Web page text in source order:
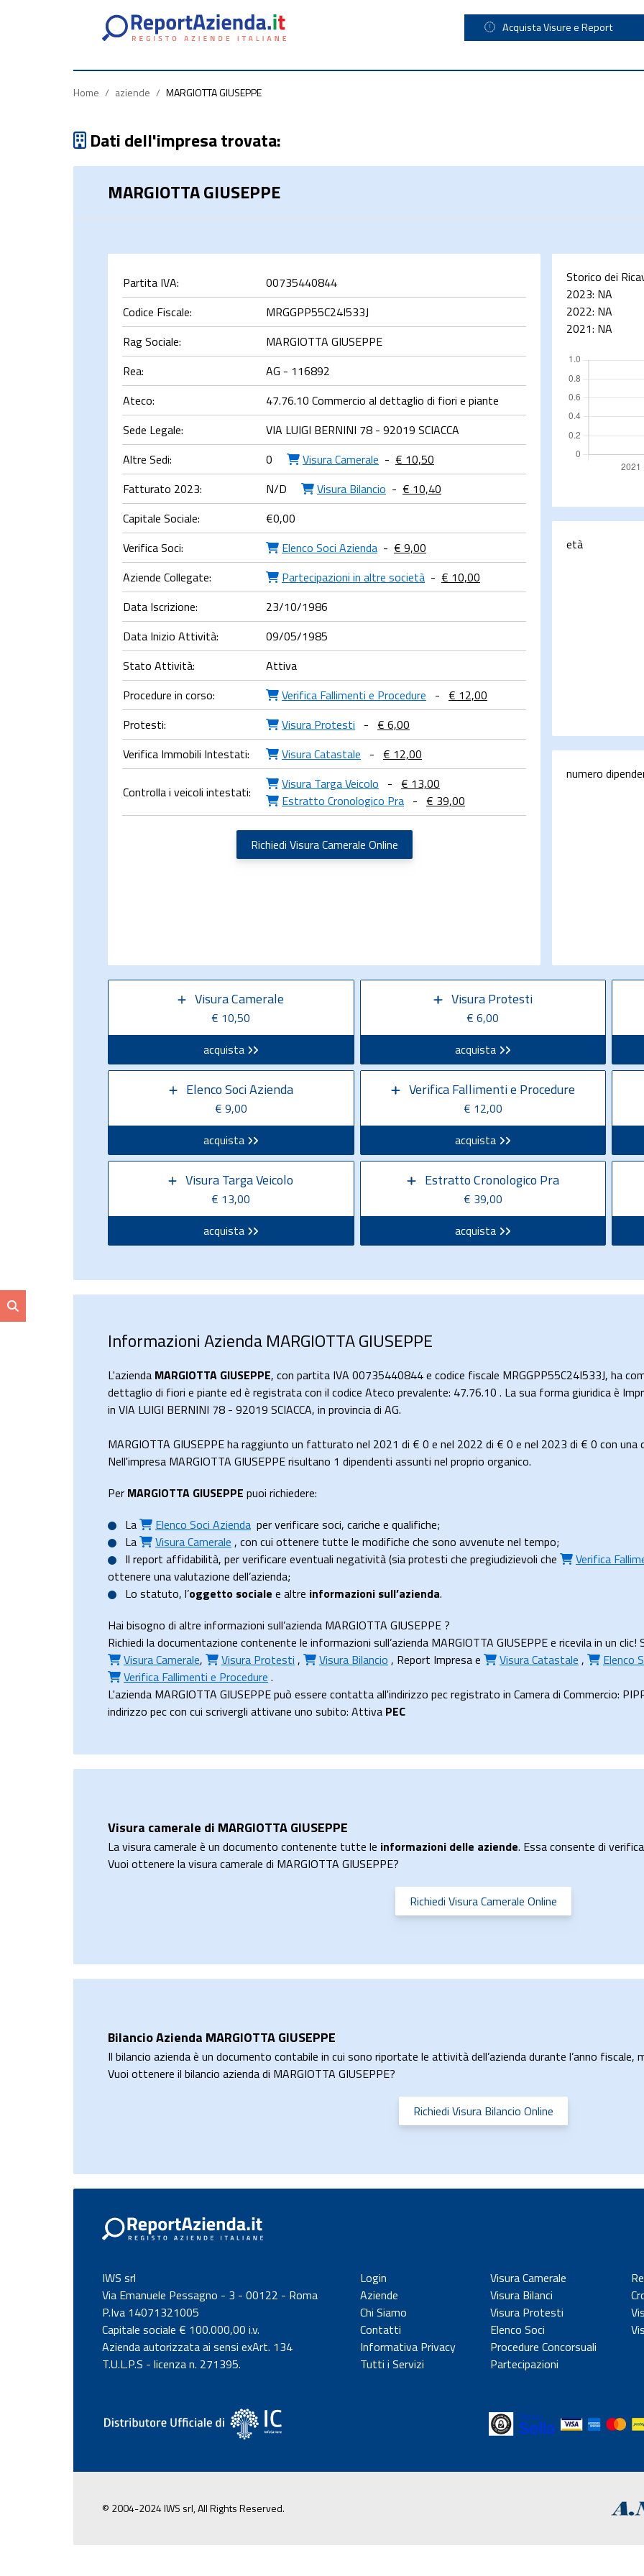
Acquista Visure e Report
Home / aziende / MARGIOTTA GIUSEPPE
Dati dell'impresa trovata:
MARGIOTTA GIUSEPPE
Partita IVA:
00735440844
Codice Fiscale:
MRGGPP55C24I533J
Rag Sociale:
MARGIOTTA GIUSEPPE
Rea:
AG - 116892
Ateco:
47.76.10 Commercio al dettaglio di fiori e piante
Sede Legale:
VIA LUIGI BERNINI 78 - 92019 SCIACCA
Altre Sedi:
0 Visura Camerale - € 10,50
Fatturato 2023:
N/D Visura Bilancio - € 10,40
Capitale Sociale:
€0,00
Verifica Soci:
Elenco Soci Azienda - € 9,00
Aziende Collegate:
Partecipazioni in altre società - € 10,00
Data Iscrizione:
23/10/1986
Data Inizio Attività:
09/05/1985
Stato Attività:
Attiva
Procedure in corso:
Verifica Fallimenti e Procedure - € 12,00
Protesti:
Visura Protesti - € 6,00
Verifica Immobili Intestati:
Visura Catastale - € 12,00
Controlla i veicoli intestati: Visura Targa Veicolo - € 13,00
Estratto Cronologico Pra - € 39,00
Richiedi Visura Camerale Online
Storico dei
2023: NA
2022: NA
2021: NA
età
numero
Visura Camerale
€ 10,50
acquista
Visura Protesti
€ 6,00
acquista
Elenco Soci Azienda
€ 9,00
acquista
Verifica Fallimenti e Procedure
€ 12,00
acquista
Visura Targa Veicolo
€ 13,00
acquista
Estratto Cronologico Pra
€ 39,00
acquista
Informazioni Azienda MARGIOTTA GIUSEPPE
L'azienda MARGIOTTA GIUSEPPE, con partita IVA 00735440844 e codice fiscale MRGGPP55C24I533J, ha
dettaglio di fiori e piante ed è registrata con il codice Ateco prevalente: 47.76.10 . La sua forma giuridica è
in VIA LUIGI BERNINI 78 - 92019 SCIACCA, in provincia di AG.
MARGIOTTA GIUSEPPE ha raggiunto un fatturato nel 2021 di € 0 e nel 2022 di € 0 e nel 2023 di € 0 con una
Nell'impresa MARGIOTTA GIUSEPPE risultano 1 dipendenti assunti nel proprio organico.
Per MARGIOTTA GIUSEPPE puoi richiedere:
La
Elenco Soci Azienda per verificare soci, cariche e qualifiche;
La
Visura Camerale , con cui ottenere tutte le modifiche che sono avvenute nel tempo;
Il report affidabilità, per verificare eventuali negatività (sia protesti che pregiudizievoli che Verifica
ottenere una valutazione dell’azienda;
Lo statuto, l’oggetto sociale e altre informazioni sull’azienda.
Hai bisogno di altre informazioni sull’azienda MARGIOTTA GIUSEPPE ?
Richiedi la documentazione contenente le informazioni sull’azienda MARGIOTTA GIUSEPPE e ricevila in un clic!
Visura Camerale, Visura Protesti , Visura Bilancio , Report Impresae Visura Catastale , Elenco
Verifica Fallimenti e Procedure .
L'azienda MARGIOTTA GIUSEPPE può essere contatta all'indirizzo pec registrato in Camera di Commercio:
indirizzo pec con cui scrivergli attivane uno subito: Attiva PEC
Visura camerale di MARGIOTTA GIUSEPPE
La visura camerale è un documento contenente tutte le informazioni delle aziende. Essa consente di
Vuoi ottenere la visura camerale di MARGIOTTA GIUSEPPE?
Richiedi Visura Camerale Online
Bilancio Azienda MARGIOTTA GIUSEPPE
Il bilancio azienda è un documento contabile in cui sono riportate le attività dell’azienda durante l’anno fiscale,
Vuoi ottenere il bilancio azienda di MARGIOTTA GIUSEPPE?
Richiedi Visura Bilancio Online
IWS srl
Via Emanuele Pessagno - 3 - 00122 - Roma
P.Iva 14071321005
Capitale sociale € 100.000,00 i.v.
Azienda autorizzata ai sensi exArt. 134
T.U.L.P.S - licenza n. 271395.
Login
Aziende
Chi Siamo
Contatti
Informativa Privacy
Tutti i Servizi
Visura Camerale
Visura Bilanci
Visura Protesti
Elenco Soci
Procedure Concorsuali
Partecipazioni
© 2004-2024 IWS srl, All Rights Reserved.